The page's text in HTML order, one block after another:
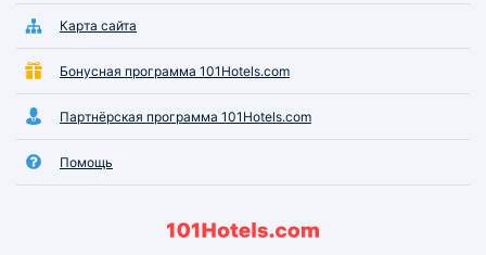
Карта сайта
Бонусная программа 101Hotels.com
Партнёрская программа 101Hotels.com
Помощь